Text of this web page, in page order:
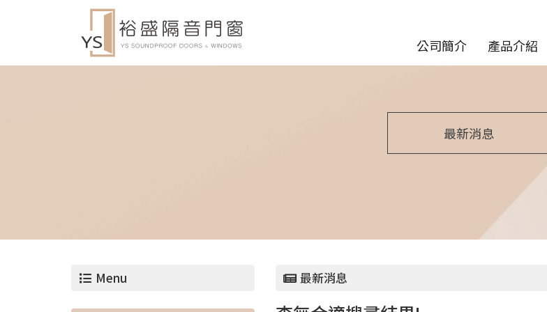
公司簡介 產品介紹
最新消息
Menu 最新消息